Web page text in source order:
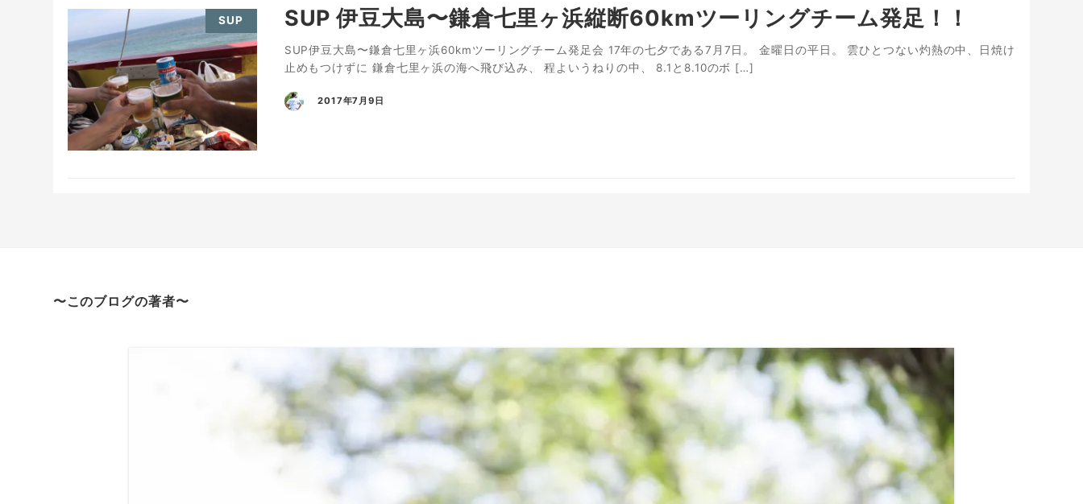
SUP SUP 伊豆大島〜鎌倉七里ヶ浜縦断60kmツーリングチーム発足！！
SUP伊豆大島〜鎌倉七里ヶ浜60kmツーリングチーム発足会 17年の七夕である7月7日。 金曜日の平日。 雲ひとつない灼熱の中、日焼け
止めもつけずに 鎌倉七里ヶ浜の海へ飛び込み、 程よいうねりの中、 8.1と8.10のボ […]
2017年7月9日
〜このブログの著者〜